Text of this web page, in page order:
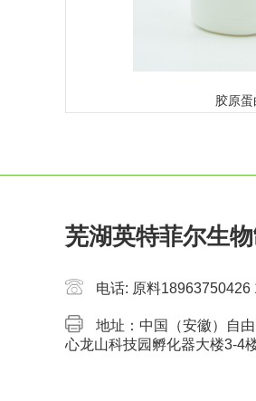
胶原蛋
芜湖英特菲尔生
电话: 原料
地址：中国（安徽）自
心龙山科技园孵化器大楼3-4